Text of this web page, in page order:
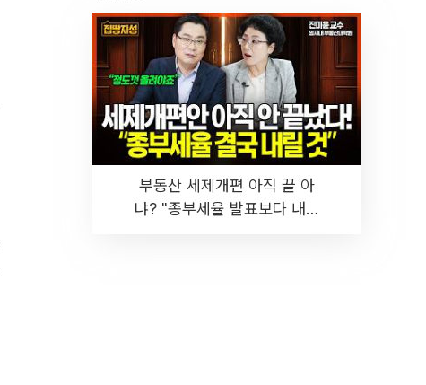
부동산 세제개편 아직 끝 아
냐? "종부세율 발표보다 내릴